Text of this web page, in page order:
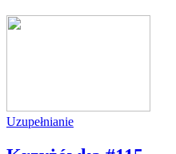
Uzupełnianie